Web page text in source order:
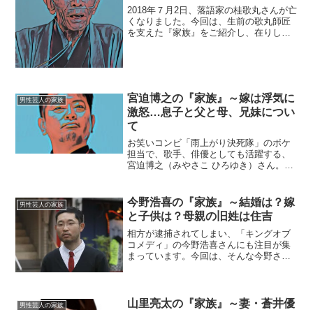
2018年７月2日、落語家の桂歌丸さんが亡
くなりました。今回は、生前の歌丸師匠
を支えた『家族』をご紹介し、在りし日
男性芸人の家族
宮迫博之の『家族』～嫁は浮気に
激怒…息子と父と母、兄妹につい
て
お笑いコンビ「雨上がり決死隊」のボケ
担当で、歌手、俳優としても活躍する、
宮迫博之（みやさこ ひろゆき）さん。今
◆宮迫家のルーツは大分県宮迫博之さん
は大阪出身ですが、宮迫家...
男性芸人の家族
今野浩喜の『家族』～結婚は？嫁
と子供は？母親の旧姓は住吉
相方が逮捕されてしまい、「キングオブ
コメディ」の今野浩喜さんにも注目が集
まっています。今回は、そんな今野さん
は、今野喜六（きろく）さん...
男性芸人の家族
山里亮太の『家族』～妻・蒼井優